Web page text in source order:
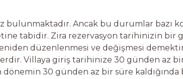
bulunmaktadır. Ancak bu durumlar bazı
tabidir. Zira rezervasyon tarihinizin bir
düzenlenmesi ve değişmesi
Villaya giriş tarihinize 30 günden az bir
30 günden az bir süre kaldığında